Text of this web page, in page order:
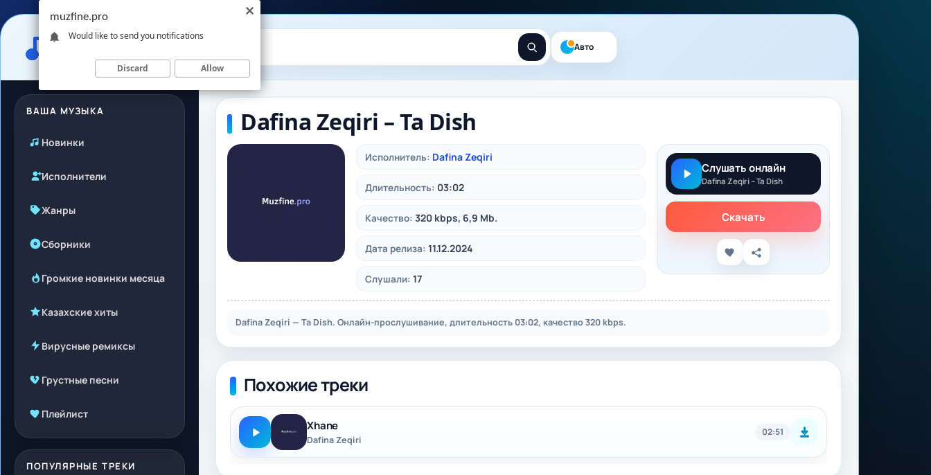
Авто
ВАША МУЗЫКА
Новинки
Исполнители
Жанры
Сборники
Громкие новинки месяца
Казахские хиты
Вирусные ремиксы
Грустные песни
Плейлист
ПОПУЛЯРНЫЕ ТРЕКИ
Dafina Zeqiri – Ta Dish
Исполнитель: Dafina Zeqiri
Длительность: 03:02
Качество: 320 kbps, 6,9 Mb.
Дата релиза: 11.12.2024
Слушали: 17
Слушать онлайн
Dafina Zeqiri – Ta Dish
Скачать
Dafina Zeqiri — Ta Dish. Онлайн-прослушивание, длительность 03:02, качество 320 kbps.
Похожие треки
Xhane
Dafina Zeqiri
02:51
muzfine.pro
Would like to send you notifications
Discard Allow